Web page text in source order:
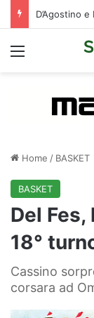
Menu
Home / BASKET
BASKET
Del
18°
Cassino
corsara ad